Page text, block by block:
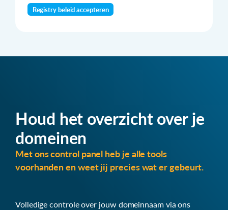
Registry beleid accepteren
Houd het overzicht over je
domeinen
Met ons control panel heb je alle tools
voorhanden en weet jij precies wat er gebeurt.
Volledige controle over jouw domeinnaam via ons